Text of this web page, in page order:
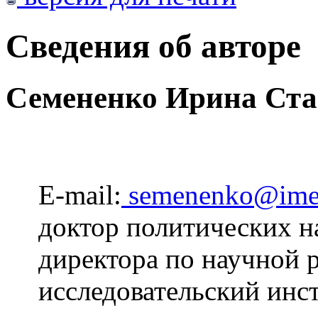
Сведения об авторе
Семененко Ирина
E-mail:
доктор политических
директора по научной
исследовательский